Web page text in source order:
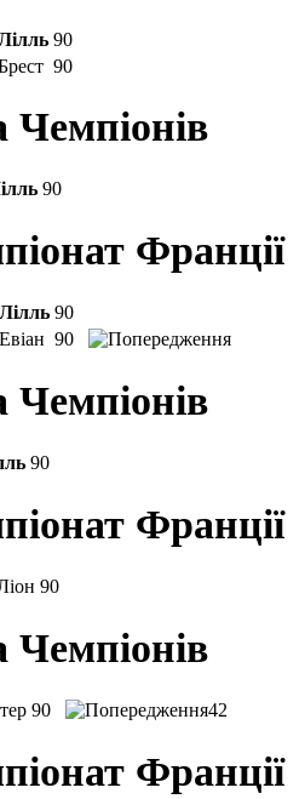
90
90
Чемпіонів
90
Франції
Лілль 90
Евіан 90
Чемпіонів
90
Франції
90
Чемпіонів
90 42
Франції